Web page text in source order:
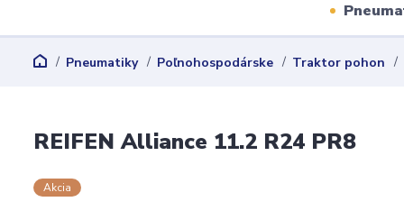
Pneumatiky Poľnohospodárske Traktor pohon
REIFEN Alliance 11.2 R24 PR8
Akcia